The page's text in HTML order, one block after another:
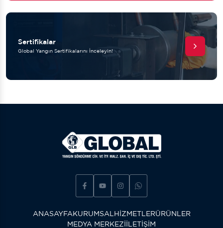
Sertifikalar
Global Yangın Sertifikalarını İnceleyin!
ANASAYFA KURUMSAL HIZMETLERÜRÜNLER
MEDYA MERKEZI
İLETIŞIM